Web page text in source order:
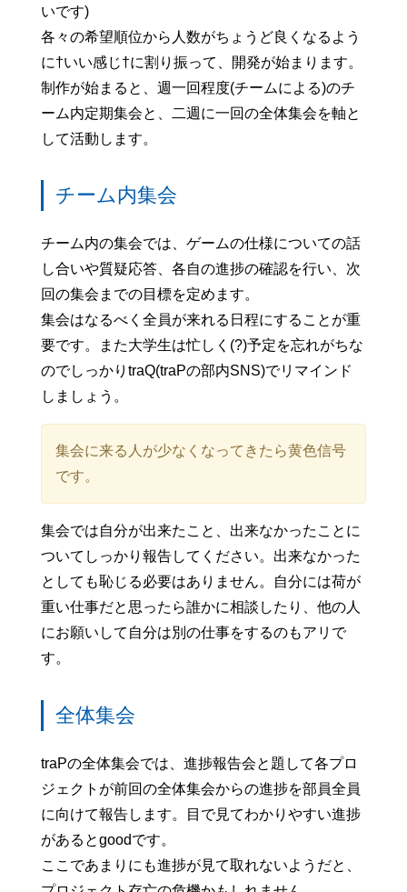
いです)
各々の希望順位から人数がちょうど良くなるよう
に†いい感じ†に割り振って、開発が始まります。
制作が始まると、週一回程度(チームによる)のチ
ーム内定期集会と、二週に一回の全体集会を軸と
して活動します。
チーム内集会
チーム内の集会では、ゲームの仕様についての話
し合いや質疑応答、各自の進捗の確認を行い、次
回の集会までの目標を定めます。
集会はなるべく全員が来れる日程にすることが重
要です。また大学生は忙しく(?)予定を忘れがちな
のでしっかりtraQ(traPの部内SNS)でリマインド
しましょう。
集会に来る人が少なくなってきたら黄色信号
です。
集会では自分が出来たこと、出来なかったことに
ついてしっかり報告してください。出来なかった
としても恥じる必要はありません。自分には荷が
重い仕事だと思ったら誰かに相談したり、他の人
にお願いして自分は別の仕事をするのもアリで
す。
全体集会
traPの全体集会では、進捗報告会と題して各プロ
ジェクトが前回の全体集会からの進捗を部員全員
に向けて報告します。目で見てわかりやすい進捗
があるとgoodです。
ここであまりにも進捗が見て取れないようだと、